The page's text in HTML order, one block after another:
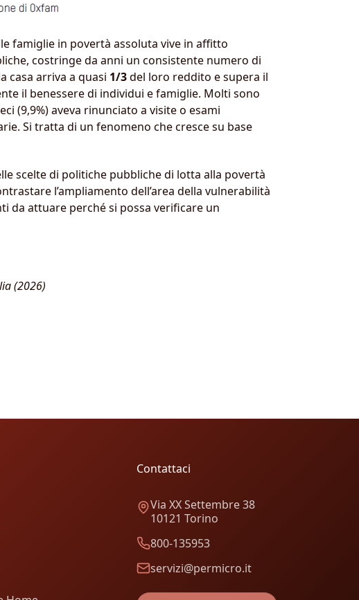
famiglie in povertà assoluta vive in affitto
costringe da anni un consistente numero di
casa arriva a quasi 1/3del loro reddito e supera il
il benessere di individui e famiglie. Molti sono
(9,9%) aveva rinunciato a visite o esami
Si tratta di un fenomeno che cresce su base
scelte di politiche pubbliche di lotta alla povertà
l’ampliamento dell’area della vulnerabilità
da attuare perché si possa verificare un
(2026)
Contattaci
Via XX Settembre 38
10121 Torino
800-135953
servizi@permicro.it